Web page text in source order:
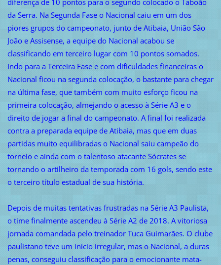
diferença de 10 pontos para o segundo colocado o Taboão
da Serra. Na Segunda Fase o Nacional caiu em um dos
piores grupos do campeonato, junto de Atibaia, União São
João e Assisense, a equipe do Nacional acabou se
classificando em terceiro lugar com 10 pontos somados.
Indo para a Terceira Fase e com dificuldades financeiras o
Nacional ficou na segunda colocação, o bastante para chegar
na última fase, que também com muito esforço ficou na
primeira colocação, almejando o acesso à Série A3 e o
direito de jogar a final do campeonato. A final foi realizada
contra a preparada equipe de Atibaia, mas que em duas
partidas muito equilibradas o Nacional saiu campeão do
torneio e ainda com o talentoso atacante Sócrates se
tornando o artilheiro da temporada com 16 gols, sendo este
o terceiro título estadual de sua história.
Depois de muitas tentativas frustradas na Série A3 Paulista,
o time finalmente ascendeu à Série A2 de 2018. A vitoriosa
jornada comandada pelo treinador Tuca Guimarães. O clube
paulistano teve um início irregular, mas o Nacional, a duras
penas, conseguiu classificação para o emocionante mata-